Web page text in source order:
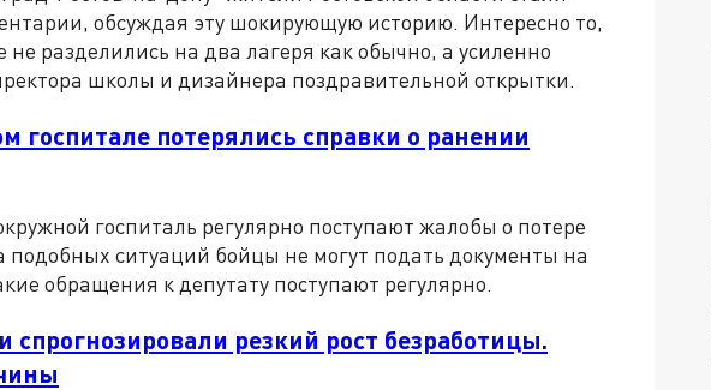
обсуждая эту шокирующую историю. Интересно то,
разделились на два лагеря как обычно, а усиленно
школы и дизайнера поздравительной открытки.
госпитале потерялись справки о ранении
госпиталь регулярно поступают жалобы о потере
подобных ситуаций бойцы не могут подать документы на
обращения к депутату поступают регулярно.
спрогнозировали резкий рост безработицы.